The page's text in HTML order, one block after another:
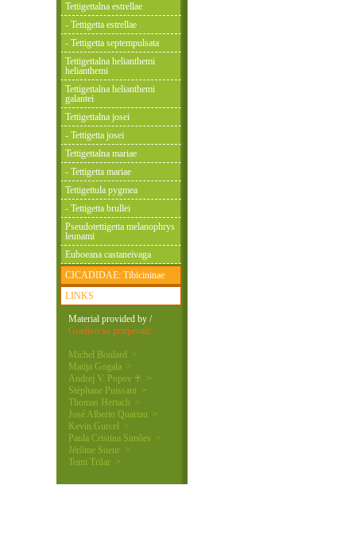
Tettigettalna estrellae
- Tettigetta estrellae
- Tettigetta septempulsata
Tettigettalna helianthemi
helianthemi
Tettigettalna helianthemi
galantei
Tettigettalna josei
- Tettigetta josei
Tettigettalna mariae
- Tettigetta mariae
Tettigettula pygmea
- Tettigetta brullei
Pseudotettigetta melanophrys
leunami
Euboeana castaneivaga
CICADIDAE: Tibicininae
LINKS
Material provided by /
Gradivo so prispevali:
Michel Boulard >
Matija Gogala >
Andrej V. Popov ♰ >
Stéphane Puissant >
Thomas Hertach >
José Alberto Quartau >
Kevin Gurcel >
Paula Cristina Simões >
Jérôme Sueur >
Tomi Trilar >